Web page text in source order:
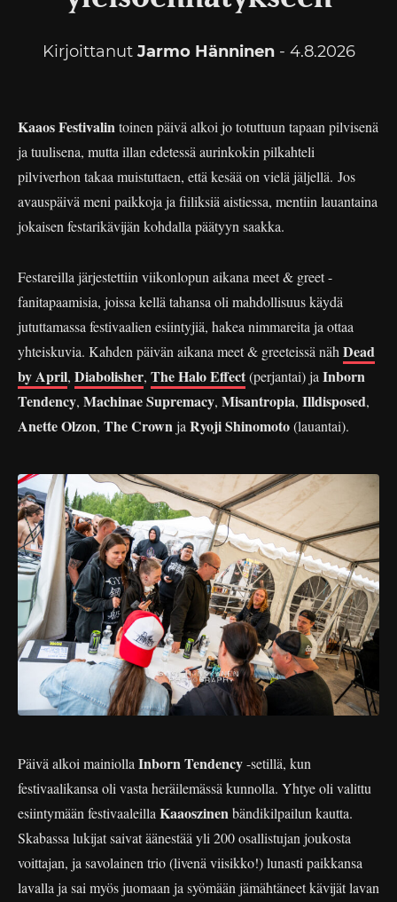
Kirjoittanut Jarmo Hänninen- 4.8.2026
Kaaos Festivalintoinen päivä alkoi jo totuttuun tapaan pilvisenä
ja tuulisena, mutta illan edetessä aurinkokin pilkahteli
pilviverhon takaa muistuttaen, että kesää on vielä jäljellä. Jos
avauspäivä meni paikkoja ja fiiliksiä aistiessa, mentiin lauantaina
jokaisen festarikävijän kohdalla päätyyn saakka.
Festareilla järjestettiin viikonlopun aikana meet & greet -
fanitapaamisia, joissa kellä tahansa oli mahdollisuus käydä
jututtamassa festivaalien esiintyjiä, hakea nimmareita ja ottaa
yhteiskuvia. Kahden päivän aikana meet & greeteissä nähDead
by April, Diabolisher, The Halo Effect(perjantai) jaInborn
Tendency, Machinae Supremacy, Misantropia, Illdisposed,
Anette Olzon, The CrownjaRyoji Shinomoto(lauantai).
Päivä alkoi mainiolla Inborn Tendency-setillä, kun
festivaalikansa oli vasta heräilemässä kunnolla. Yhtye oli valittu
esiintymään festivaaleilla Kaaoszinenbändikilpailun kautta.
Skabassa lukijat saivat äänestää yli 200 osallistujan joukosta
voittajan, ja savolainen trio (livenä viisikko!) lunasti paikkansa
lavalla ja sai myös juomaan ja syömään jämähtäneet kävijät lavan